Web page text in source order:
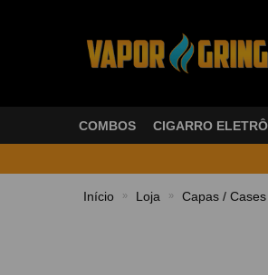
COMBOS CIGARRO
Início » Loja » Capas / Cases